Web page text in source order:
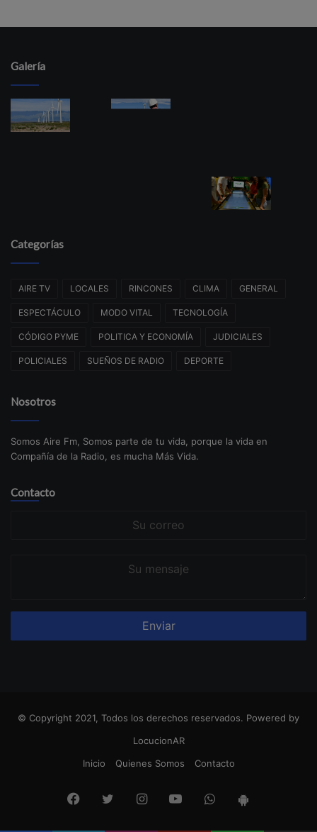
Galería
Categorías
AIRE TV LOCALES RINCONES CLIMA GENERAL
ESPECTÁCULO MODO VITAL TECNOLOGÍA
CÓDIGO PYME POLITICA Y ECONOMÍA JUDICIALES
POLICIALES SUEÑOS DE RADIO DEPORTE
Nosotros
Somos Aire Fm, Somos parte de tu vida, porque la vida en
Compañía de la Radio, es mucha Más Vida.
Contacto
© Copyright 2021, Todos los derechos reservados. Powered by
LocucionAR
Inicio
Quienes Somos Contacto
Facebook
TwitterInstagramYoutubeWhatsapp